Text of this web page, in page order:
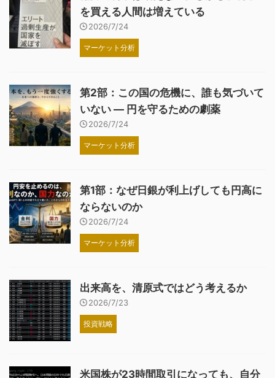
を買える人間は増えている
2026/7/24
マーケット分析
第2部：この国の危機に、誰も気づいて
いない ― 円を守るための劇薬
2026/7/24
マーケット分析
第1部：なぜ日銀が利上げしても円高に
ならないのか
2026/7/24
マーケット分析
出来高を、清原式ではどう考えるか
2026/7/23
投資戦略
米国株が23時間取引になっても、自分